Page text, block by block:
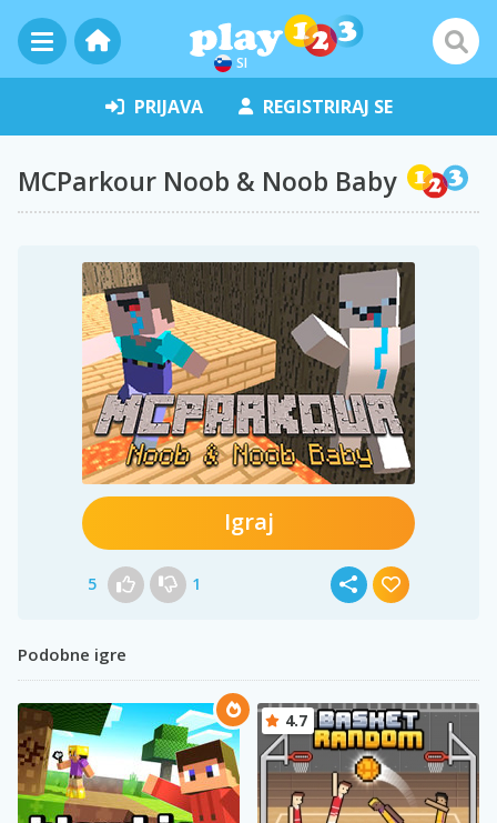
SI
PRIJAVA REGISTRIRAJ SE
MCParkour Noob & Noob Baby
Igraj
5 1
Podobne igre
4.7